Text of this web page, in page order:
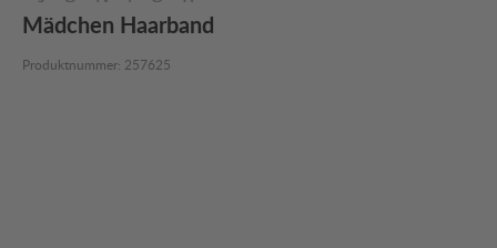
Mädchen Haarband
Produktnummer: 257625